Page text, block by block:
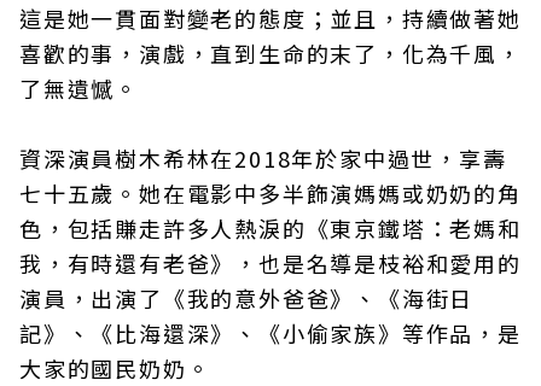
這是她一貫面對變老的態度；並且，持續做著她
喜歡的事，演戲，直到生命的末了，化為千風，
了無遺憾。
資深演員樹木希林在2018年於家中過世，享壽
七十五歲。她在電影中多半飾演媽媽或奶奶的角
色，包括賺走許多人熱淚的《東京鐵塔：老媽和
我，有時還有老爸》，也是名導是枝裕和愛用的
演員，出演了《我的意外爸爸》、《海街日
記》、《比海還深》、《小偷家族》等作品，是
大家的國民奶奶。